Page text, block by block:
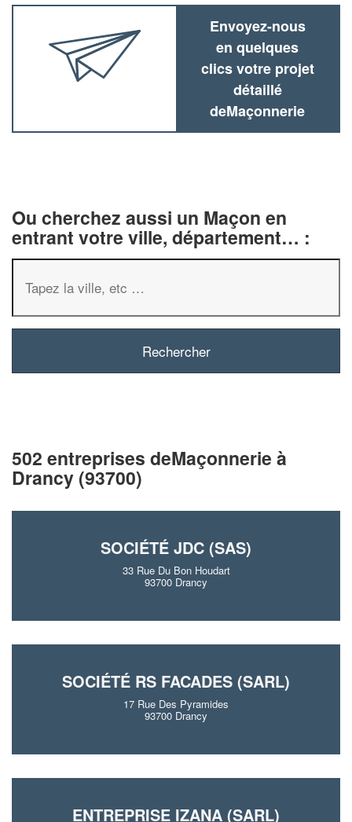
Envoyez-nous
en quelques
clics votre projet
détaillé
deMaçonnerie
Ou cherchez aussi un Maçon en
entrant votre ville, département… :
502 entreprises deMaçonnerie à
Drancy (93700)
SOCIÉTÉ JDC (SAS)
33 Rue Du Bon Houdart
93700 Drancy
SOCIÉTÉ RS FACADES (SARL)
17 Rue Des Pyramides
93700 Drancy
ENTREPRISE IZANA (SARL)